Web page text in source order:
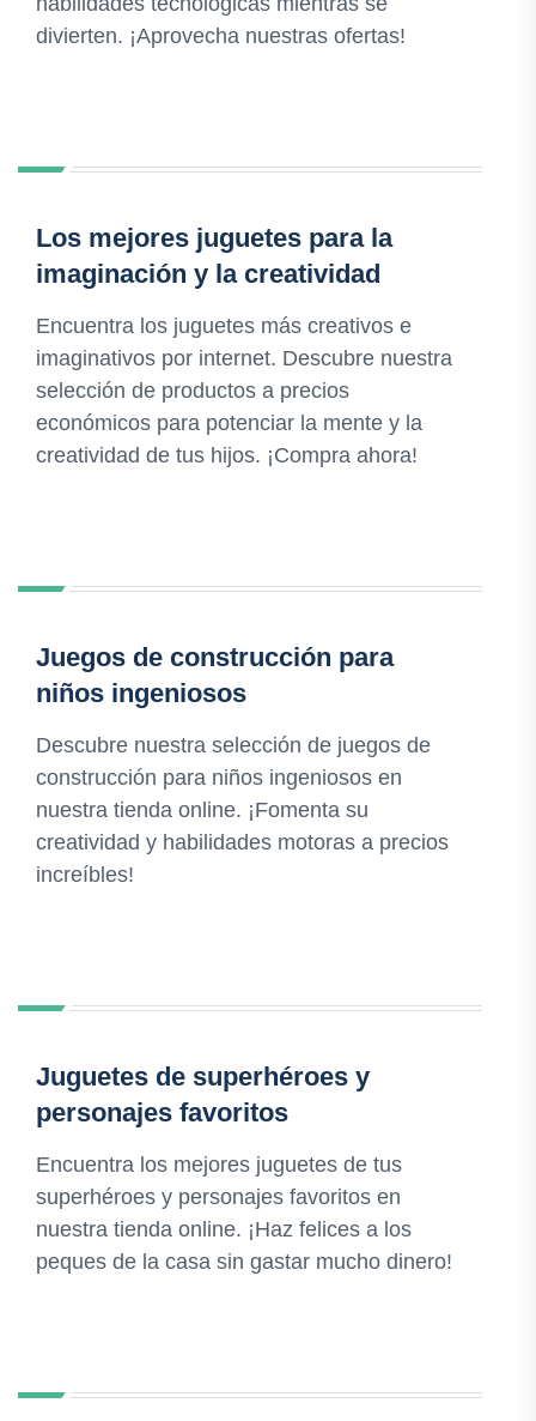
divierten. ¡Aprovecha nuestras ofertas!
Los mejores juguetes para la
imaginación y la creatividad
Encuentra los juguetes más creativos e
imaginativos por internet. Descubre nuestra
selección de productos a precios
económicos para potenciar la mente y la
creatividad de tus hijos. ¡Compra ahora!
Juegos de construcción para
niños ingeniosos
Descubre nuestra selección de juegos de
construcción para niños ingeniosos en
nuestra tienda online. ¡Fomenta su
creatividad y habilidades motoras a precios
increíbles!
Juguetes de superhéroes y
personajes favoritos
Encuentra los mejores juguetes de tus
superhéroes y personajes favoritos en
nuestra tienda online. ¡Haz felices a los
peques de la casa sin gastar mucho dinero!